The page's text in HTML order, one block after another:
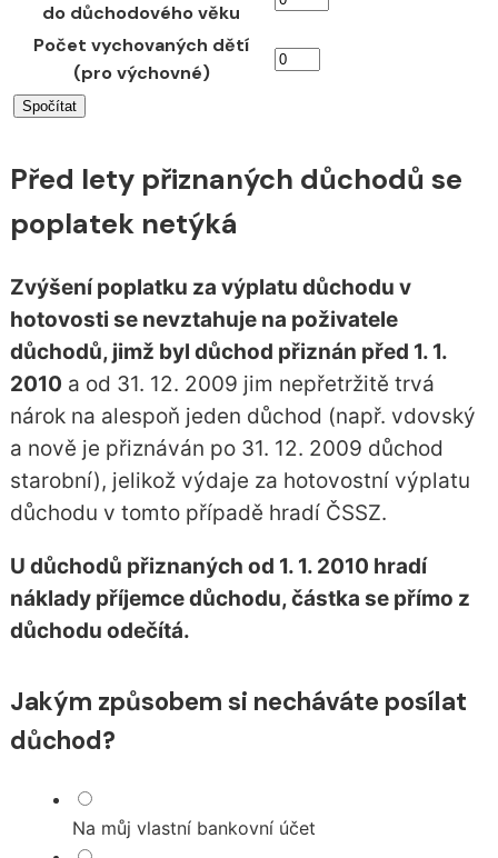
do důchodového věku
Počet vychovaných dětí
(pro výchovné)
Před lety přiznaných důchodů se
poplatek netýká
Zvýšení poplatku za výplatu důchodu v
hotovosti se nevztahuje na poživatele
důchodů, jimž byl důchod přiznán před 1. 1.
2010 a od 31. 12. 2009 jim nepřetržitě trvá
nárok na alespoň jeden důchod (např. vdovský
a nově je přiznáván po 31. 12. 2009 důchod
starobní), jelikož výdaje za hotovostní výplatu
důchodu v tomto případě hradí ČSSZ.
U důchodů přiznaných od 1. 1. 2010 hradí
náklady příjemce důchodu, částka se přímo z
důchodu odečítá.
Jakým způsobem si necháváte posílat
důchod?
Na můj vlastní bankovní účet